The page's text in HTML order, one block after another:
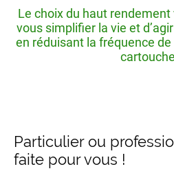
Le choix du haut
vous simplifier la vie et
en réduisant la fréquence
Particulier ou
faite pour vous !